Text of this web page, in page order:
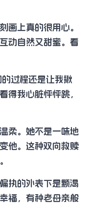
画上真的很用心。
动自然又甜蜜。看
过程还是让我揪
得我心脏怦怦跳，
柔。她不是一味地
他。这种双向救赎
执的外表下是颗渴
福，有种老母亲般